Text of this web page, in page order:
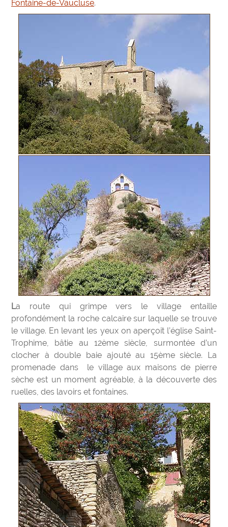
Fontaine-de-Vaucluse.
La route qui grimpe vers le village entaille
profondément la roche calcaire sur laquelle se trouve
le village. En levant les yeux on aperçoit l’église Saint-
Trophime, bâtie au 12ème siècle, surmontée d’un
clocher à double baie ajouté au 15ème siècle. La
promenade dans le village aux maisons de pierre
sèche est un moment agréable, à la découverte des
ruelles, des lavoirs et fontaines.